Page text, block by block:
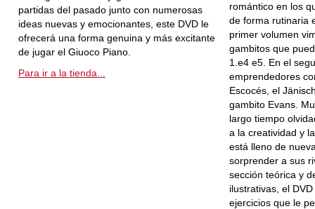
partidas del pasado junto con numerosas
ideas nuevas y emocionantes, este DVD le
ofrecerá una forma genuina y más excitante
de jugar el Giuoco Piano.
Para ir a la tienda...
romántico en los
de forma rutinaria
primer volumen
gambitos que
1.e4 e5. En el
emprendedores
Escocés, el
gambito Evans.
largo tiempo
a la creatividad y
está lleno de
sorprender a sus
sección teórica y
ilustrativas, el
ejercicios que le